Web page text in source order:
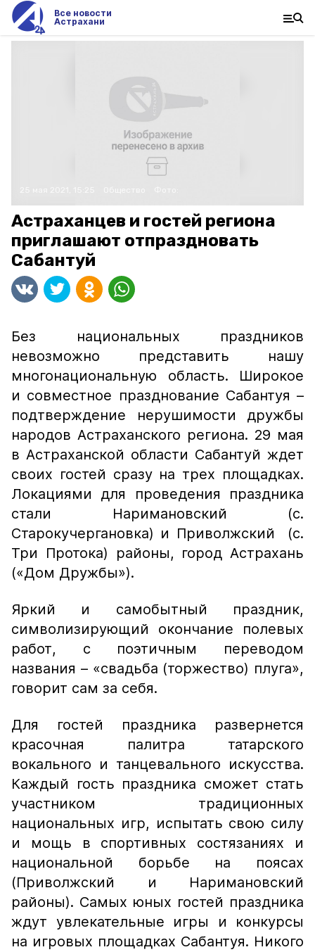
Все новости
Астрахани
Астраханцев и гостей региона
приглашают отпраздновать
Сабантуй
Без национальных праздников
невозможно представить нашу
многонациональную область. Широкое
и совместное празднование Сабантуя –
подтверждение нерушимости дружбы
народов Астраханского региона. 29 мая
в Астраханской области Сабантуй ждет
своих гостей сразу на трех площадках.
Локациями для проведения праздника
стали Наримановский (с.
Старокучергановка) и Приволжский (с.
Три Протока) районы, город Астрахань
(«Дом Дружбы»).
Яркий и самобытный праздник,
символизирующий окончание полевых
работ, с поэтичным переводом
названия – «свадьба (торжество) плуга»,
говорит сам за себя.
Для гостей праздника развернется
красочная палитра татарского
вокального и танцевального искусства.
Каждый гость праздника сможет стать
участником традиционных
национальных игр, испытать свою силу
и мощь в спортивных состязаниях и
национальной борьбе на поясах
(Приволжский и Наримановский
районы). Самых юных гостей праздника
ждут увлекательные игры и конкурсы
на игровых площадках Сабантуя. Никого